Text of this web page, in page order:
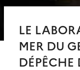
LE
MER DU